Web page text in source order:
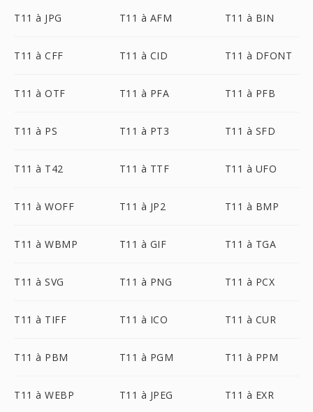
T11 à JPG T11 à AFM T11 à BIN
T11 à CFF T11 à CID T11 à DFONT
T11 à OTF T11 à PFA T11 à PFB
T11 à PS T11 à PT3 T11 à SFD
T11 à T42 T11 à TTF T11 à UFO
T11 à WOFF T11 à JP2 T11 à BMP
T11 à WBMP T11 à GIF T11 à TGA
T11 à SVG T11 à PNG T11 à PCX
T11 à TIFF T11 à ICO T11 à CUR
T11 à PBM T11 à PGM T11 à PPM
T11 à WEBP T11 à JPEG T11 à EXR